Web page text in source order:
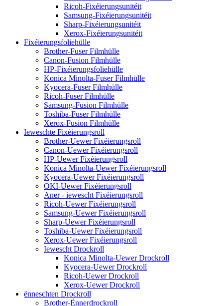
Ricoh-Fixéierungsunitéit
Samsung-Fixéierungsunitéit
Sharp-Fixéierungsunitéit
Xerox-Fixéierungsunitéit
Fixéierungsfoliehülle
Brother-Fuser Filmhülle
Canon-Fusion Filmhülle
HP-Fixéierungsfoliehülle
Konica Minolta-Fuser Filmhülle
Kyocera-Fuser Filmhülle
Ricoh-Fuser Filmhülle
Samsung-Fusion Filmhülle
Toshiba-Fuser Filmhülle
Xerox-Fusion Filmhülle
Ieweschte Fixéierungsroll
Brother-Uewer Fixéierungsroll
Canon-Uewer Fixéierungsroll
HP-Uewer Fixéierungsroll
Konica Minolta-Uewer Fixéierungsroll
Kyocera-Uewer Fixéierungsroll
OKI-Uewer Fixéierungsroll
Aner - iewescht Fixéierungsroll
Ricoh-Uewer Fixéierungsroll
Samsung-Uewer Fixéierungsroll
Sharp-Uewer Fixéierungsroll
Toshiba-Uewer Fixéierungsroll
Xerox-Uewer Fixéierungsroll
Iewescht Drockroll
Konica Minolta-Uewer Drockroll
Kyocera-Uewer Drockroll
Ricoh-Uewer Drockroll
Xerox-Uewer Drockroll
ënneschten Drockroll
Brother-Ënnerdrockroll